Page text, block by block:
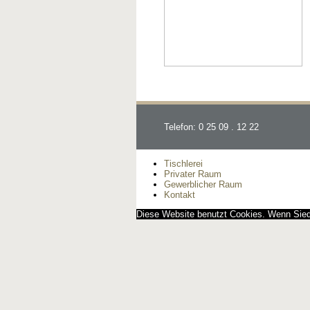
Telefon: 0 25 09 . 12 22
Tischlerei
Privater Raum
Gewerblicher Raum
Kontakt
Diese Website benutzt Cookies. Wenn